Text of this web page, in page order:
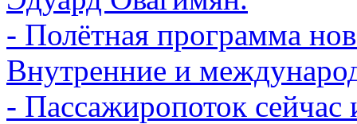
- Полётная программа
Внутренние и
- Пассажиропоток